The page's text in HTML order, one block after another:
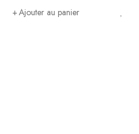
Ajouter au panier